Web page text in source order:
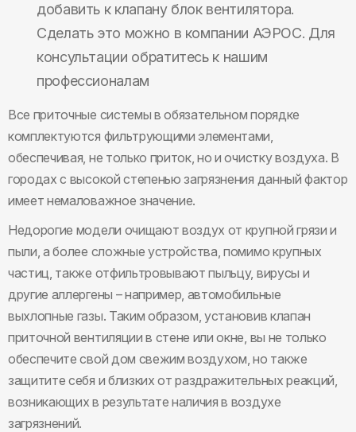
добавить к клапану блок вентилятора.
Сделать это можно в компании АЭРОС. Для
консультации обратитесь к нашим
профессионалам
Все приточные системы в обязательном порядке
комплектуются фильтрующими элементами,
обеспечивая, не только приток, но и очистку воздуха. В
городах с высокой степенью загрязнения данный фактор
имеет немаловажное значение.
Недорогие модели очищают воздух от крупной грязи и
пыли, а более сложные устройства, помимо крупных
частиц, также отфильтровывают пыльцу, вирусы и
другие аллергены – например, автомобильные
выхлопные газы. Таким образом, установив клапан
приточной вентиляции в стене или окне, вы не только
обеспечите свой дом свежим воздухом, но также
защитите себя и близких от раздражительных реакций,
возникающих в результате наличия в воздухе
загрязнений.